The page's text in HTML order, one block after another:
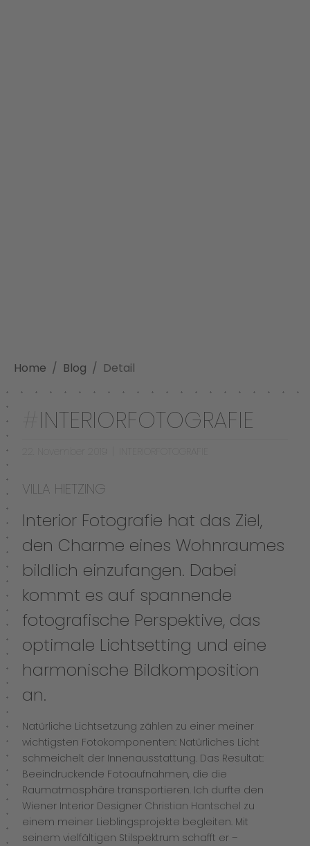
You are here:
Home Blog Detail
INTERIORFOTOGRAFIE
VILLA HIETZING
Interior Fotografie hat das Ziel,
den Charme eines Wohnraumes
bildlich einzufangen. Dabei
kommt es auf spannende
fotografische Perspektive, das
optimale Lichtsetting und eine
harmonische Bildkomposition
an.
Natürliche Lichtsetzung zählen zu einer meiner
wichtigsten Fotokomponenten: Natürliches Licht
schmeichelt der Innenausstattung. Das Resultat:
Beeindruckende Fotoaufnahmen, die die
Raumatmosphäre transportieren. Ich durfte den
Wiener Interior Designer Christian Hantschel zu
einem meiner Lieblingsprojekte begleiten. Mit
seinem vielfältigen Stilspektrum schafft er –